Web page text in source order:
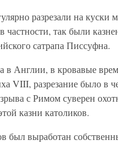
разрезали на куски
частности, так были
сатрапа Писсуфна.
в Англии, в кровавые
VIII, разрезание было в
с Римом суверен
казни католиков.
был выработан